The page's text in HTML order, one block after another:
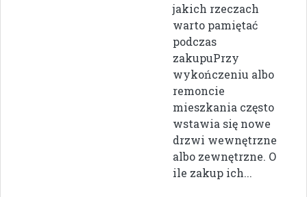
jakich rzeczach
warto pamiętać
podczas
zakupuPrzy
wykończeniu albo
remoncie
mieszkania często
wstawia się nowe
drzwi wewnętrzne
albo zewnętrzne. O
ile zakup ich...